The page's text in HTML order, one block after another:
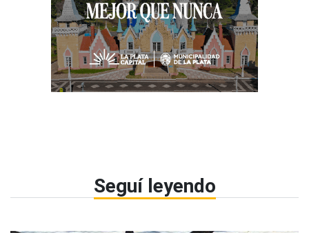
Seguí leyendo